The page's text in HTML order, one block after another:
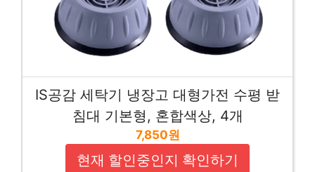
IS공감 세탁기 냉장고 대형가전 수평 받
침대 기본형, 혼합색상, 4개
7,850원
현재 할인중인지 확인하기